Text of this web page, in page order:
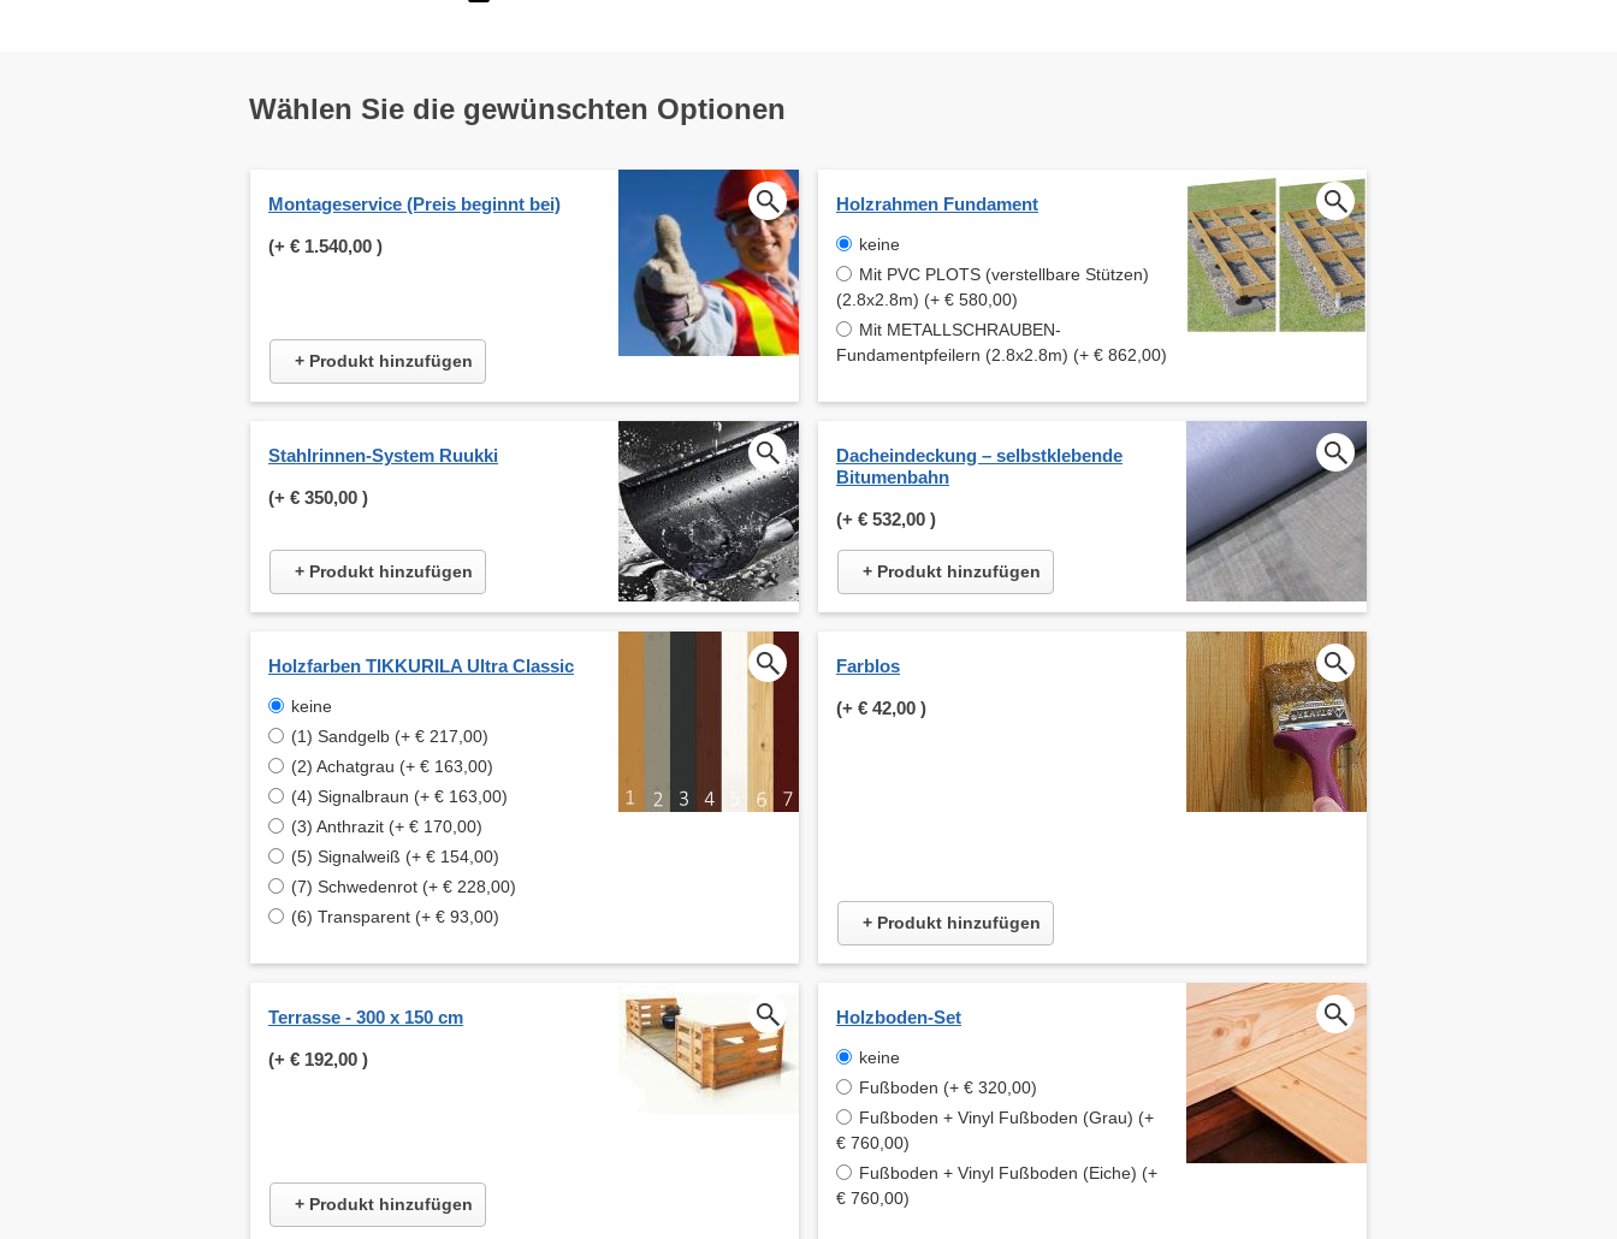
Wählen Sie die gewünschten Optionen
Montageservice (Preis beginnt bei)
(+ € 1.540,00 )
+ Produkt hinzufügen
Holzrahmen Fundament
keine
Mit PVC PLOTS (verstellbare Stützen)
(2.8x2.8m) (+ € 580,00)
Mit METALLSCHRAUBEN-
Fundamentpfeilern (2.8x2.8m) (+ € 862,00)
Stahlrinnen-System Ruukki
(+ € 350,00 )
+ Produkt hinzufügen
Dacheindeckung – selbstklebende
Bitumenbahn
(+ € 532,00 )
+ Produkt hinzufügen
Holzfarben TIKKURILA Ultra Classic
keine
(1) Sandgelb (+ € 217,00)
(2) Achatgrau (+ € 163,00)
(4) Signalbraun (+ € 163,00)
(3) Anthrazit (+ € 170,00)
(5) Signalweiß (+ € 154,00)
(7) Schwedenrot (+ € 228,00)
(6) Transparent (+ € 93,00)
Farblos
(+ € 42,00 )
+ Produkt hinzufügen
Terrasse - 300 x 150 cm
(+ € 192,00 )
+ Produkt hinzufügen
Holzboden-Set
keine
Fußboden (+ € 320,00)
Fußboden + Vinyl Fußboden (Grau) (+
€ 760,00)
Fußboden + Vinyl Fußboden (Eiche) (+
€ 760,00)